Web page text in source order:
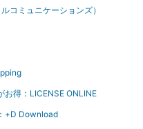
コミュニケーションズ）
お得：LICENSE ONLINE
+D Download